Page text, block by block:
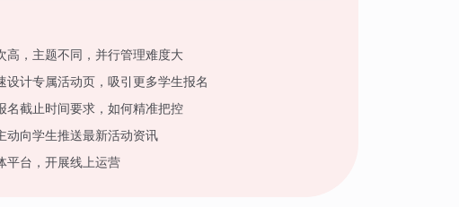
高，主题不同，并行管理难度大
设计专属活动页，吸引更多学生报名
名截止时间要求，如何精准把控
动向学生推送最新活动资讯
平台，开展线上运营